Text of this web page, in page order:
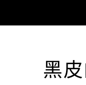
黑